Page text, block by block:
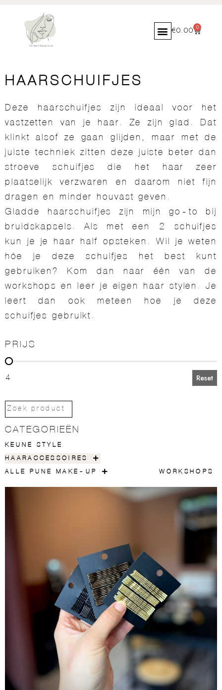
€0.00 0
HAARSCHUIFJES
Deze haarschuifjes zijn ideaal voor het
vastzetten van je haar. Ze zijn glad. Dat
klinkt alsof ze gaan glijden, maar met de
juiste techniek zitten deze juiste beter dan
stroeve schuifjes die het haar zeer
plaatselijk verzwaren en daarom niet fijn
dragen en minder houvast geven.
Gladde haarschuifjes zijn mijn go-to bij
bruidskapsels. Als met een 2 schuifjes
kun je je haar half opsteken. Wil je weten
hóe je deze schuifjes het best kunt
gebruiken? Kom dan naar één van de
workshops en leer je eigen haar stylen. Je
leert dan ook meteen hoe je deze
schuifjes gebruikt.
PRIJS
PRIJS
4 Reset
CATEGORIEËN
KEUNE STYLE
HAARACCESSOIRES
ALLE PUNE MAKE-UP
WORKSHOPS